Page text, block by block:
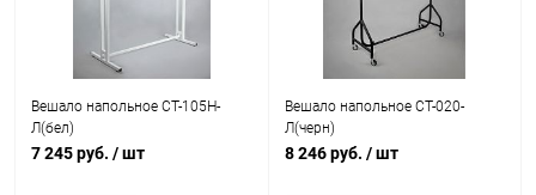
Вешало напольное СТ-105Н-
Л(бел)
7 245 руб. / шт
Вешало напольное СТ-020-
Л(черн)
8 246 руб. / шт